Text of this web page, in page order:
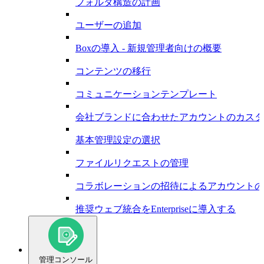
ユーザーの追加
Boxの導入 - 新規管理者向けの概要
コンテンツの移行
コミュニケーションテンプレート
会社ブランドに合わせたアカウントのカス
基本管理設定の選択
ファイルリクエストの管理
コラボレーションの招待によるアカウント
推奨ウェブ統合をEnterpriseに導入する
管理コンソール